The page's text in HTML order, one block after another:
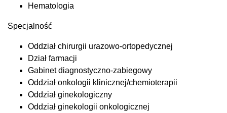
Hematologia
Specjalność
Oddział chirurgii urazowo-ortopedycznej
Dział farmacji
Gabinet diagnostyczno-zabiegowy
Oddział onkologii klinicznej/chemioterapii
Oddział ginekologiczny
Oddział ginekologii onkologicznej